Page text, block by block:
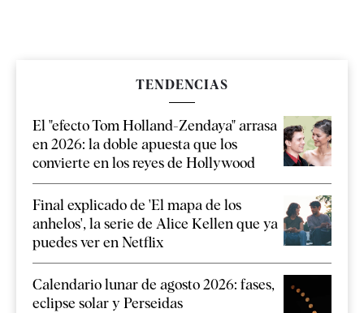
TENDENCIAS
El "efecto Tom Holland-Zendaya" arrasa
en 2026: la doble apuesta que los
convierte en los reyes de Hollywood
Final explicado de 'El mapa de los
anhelos', la serie de Alice Kellen que ya
puedes ver en Netflix
Calendario lunar de agosto 2026: fases,
eclipse solar y Perseidas